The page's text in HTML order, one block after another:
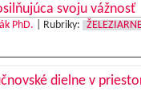
svoju vážnosť
PhD. Rubriky:
dielne v